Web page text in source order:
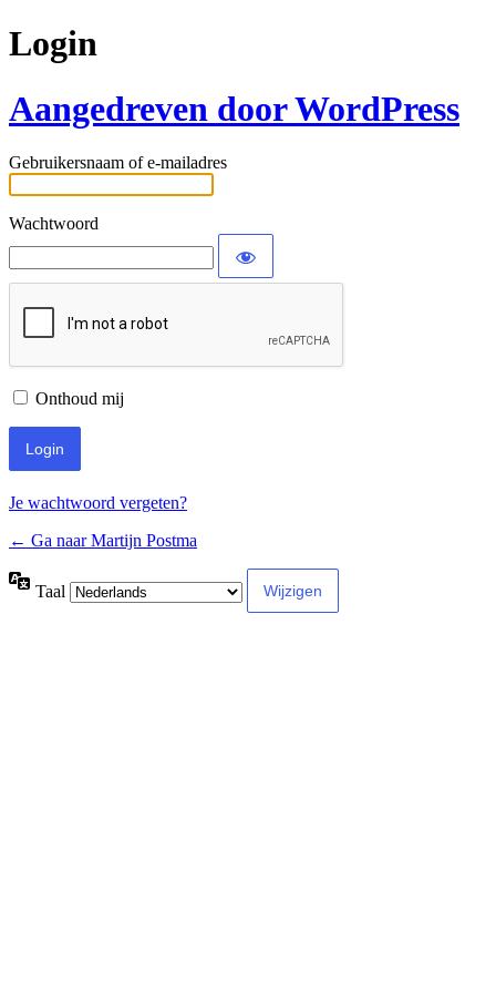
Login
Aangedreven door WordPress
Gebruikersnaam of e-mailadres
Wachtwoord
Onthoud mij
Je wachtwoord vergeten?
← Ga naar Martijn Postma
Taal